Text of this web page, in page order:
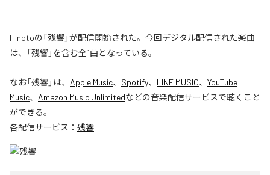
Hinotoの「残響」が配信開始された。今回デジタル配信された楽曲
は、「残響」を含む全1曲となっている。
なお「残響」は、 Apple Music、 Spotify、 LINE MUSIC、 YouTube
Music、 Amazon Music Unlimitedなどの音楽配信サービスで聴くこと
ができる。
各配信サービス： 残響